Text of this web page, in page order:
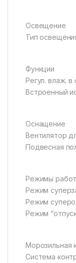
Освещение
Тип
Функции
Регул. влаж.
Встроенный
Оснащение
Вентилятор
Подвесная
Режимы
Режим
Режим
Режим
Морозильная
Система